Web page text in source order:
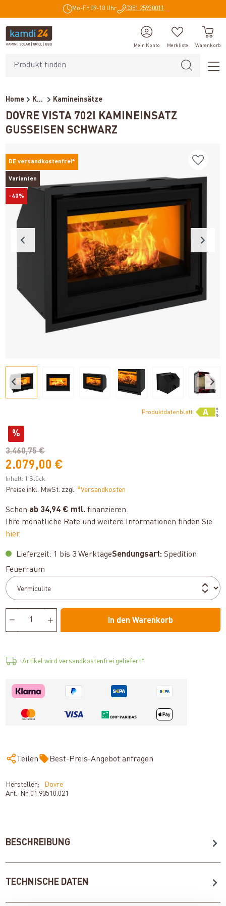
Mo-Fr 09-18 Uhr 0351 25930011
Mein Konto Merkliste Warenkorb
Home Kaminöfen Kamineinsätze
DOVRE VISTA 702I KAMINEINSATZ
GUSSEISEN SCHWARZ
DE versandkostenfrei*
Varianten
-40%
Produktdatenblatt
%
3.460,75 €
2.079,00 €
Inhalt: 1 Stück
Preise inkl. MwSt. zzgl. *Versandkosten
Schon ab 34,94 € mtl. finanzieren.
Ihre monatliche Rate und weitere Informationen finden Sie
hier.
Lieferzeit: 1 bis 3 WerktageSendungsart: Spedition
Feuerraum
In den Warenkorb
Artikel wird versandkostenfrei geliefert*
Teilen Best-Preis-Angebot anfragen
Hersteller:
Dovre
Art.-Nr. 01.93510.021
BESCHREIBUNG
TECHNISCHE DATEN